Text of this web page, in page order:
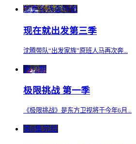
加更名场面特辑
现在就出发第三季
沈腾带队“出发家族”原班人马再次奔...
第12期
极限挑战 第一季
《极限挑战》是东方卫视将于今年6月...
第8集完结